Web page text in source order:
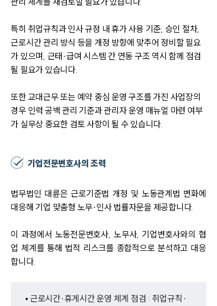
특히 취업규칙과 인사 규정 내 휴가 사용 기준, 승인 절차,
근로시간 관리 방식 등을 개정 방향에 맞추어 정비할 필요
가 있으며, 근태·급여 시스템 간 연동 구조 역시 함께 점검
될 필요가 있습니다.
또한 교대근무 또는 예약 중심 운영 구조를 가진 사업장의
경우 인력 공백 관리 기준과 관리자 운영 매뉴얼 마련 여부
가 실무상 중요한 검토 사항이 될 수 있습니다.
기업전문변호사의 조력
법무법인 대륜은 근로기준법 개정 및 노동관계법 변화에
대응해 기업 맞춤형 노무·인사 법률자문을 제공합니다.
이 과정에서 노동전문변호사, 노무사, 기업변호사와의 협
업 체계를 통해 법적 리스크를 종합적으로 분석하고 대응
합니다.
• 근로시간·휴게시간 운영 체계 점검 : 취업규칙·